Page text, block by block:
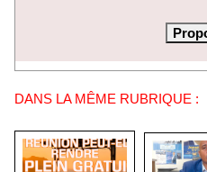
DANS LA MÊME RUBRIQUE :